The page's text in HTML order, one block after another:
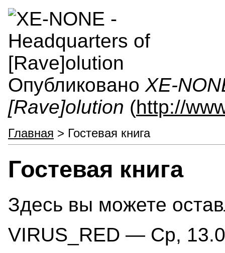
Опубликовано XE-
[Rave]olution (http://
Главная > Гостевая книга
Гостевая книга
Здесь вы можете
VIRUS_RED — Ср,